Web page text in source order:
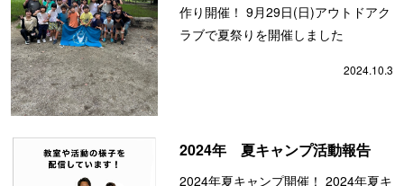
作り開催！ 9月29日(日)アウトドアク
ラブで夏祭りを開催しました
2024.10.3
2024年 夏キャンプ活動報告
2024年夏キャンプ開催！ 2024年夏キ